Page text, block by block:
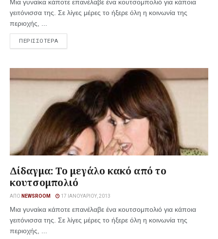
Μια γυναίκα κάποτε επανέλαβε ένα κουτσομπολιό για κάποια
γειτόνισσα της. Σε λίγες μέρες το ήξερε όλη η κοινωνία της
περιοχής, ...
ΠΕΡΙΣΣΟΤΕΡΑ
Δίδαγμα: Το μεγάλο κακό από το
κουτσομπολιό
ΑΠΌ NEWSROOM 17 ΙΑΝΟΥΑΡΊΟΥ, 2013
Μια γυναίκα κάποτε επανέλαβε ένα κουτσομπολιό για κάποια
γειτόνισσα της. Σε λίγες μέρες το ήξερε όλη η κοινωνία της
περιοχής, ...